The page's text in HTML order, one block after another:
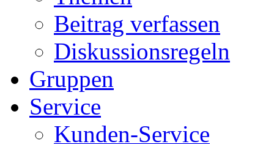
Beitrag verfassen
Diskussionsregeln
Gruppen
Service
Kunden-Service